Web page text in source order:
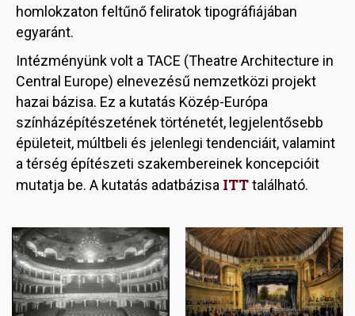
homlokzaton feltűnő feliratok tipográfiájában
egyaránt.
Intézményünk volt a TACE (Theatre Architecture in
Central Europe) elnevezésű nemzetközi projekt
hazai bázisa. Ez a kutatás Közép-Európa
színházépítészetének történetét, legjelentősebb
épületeit, múltbeli és jelenlegi tendenciáit, valamint
a térség építészeti szakembereinek koncepcióit
mutatja be. A kutatás adatbázisa ITTtalálható.
Image Image